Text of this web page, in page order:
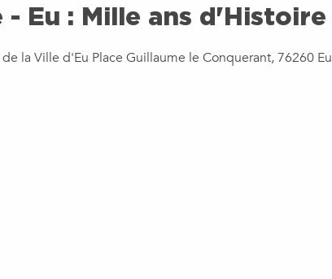
Eu : Mille ans d'Histoire
la Ville d'Eu Place Guillaume le Conquerant, 76260 Eu